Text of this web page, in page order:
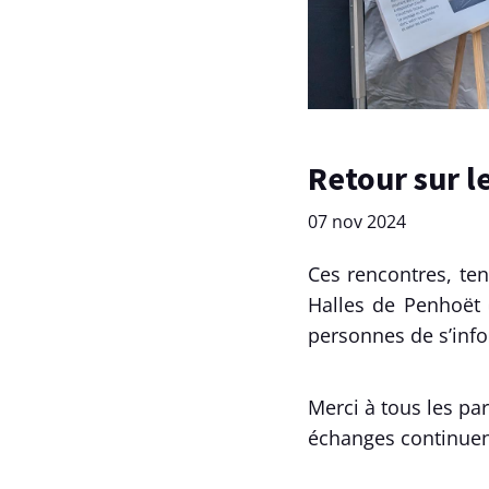
Retour sur
07 nov 2024
Ces rencontres,
Halles de
personnes de
Merci à tous les
échanges